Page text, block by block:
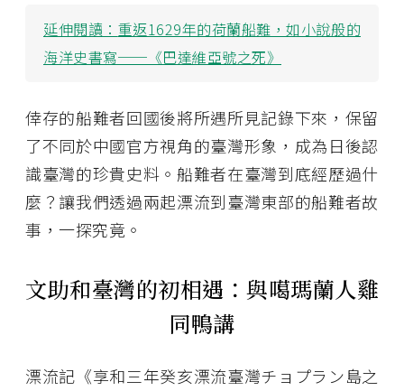
延伸閱讀： 重返1629年的荷蘭船難，如小說般的
海洋史書寫──《巴達維亞號之死》
倖存的船難者回國後將所遇所見記錄下來，保留
了不同於中國官方視角的臺灣形象，成為日後認
識臺灣的珍貴史料。船難者在臺灣到底經歷過什
麼？讓我們透過兩起漂流到臺灣東部的船難者故
事，一探究竟。
文助和臺灣的初相遇：與噶瑪蘭人雞
同鴨講
漂流記《享和三年癸亥漂流臺灣チョプラン島之